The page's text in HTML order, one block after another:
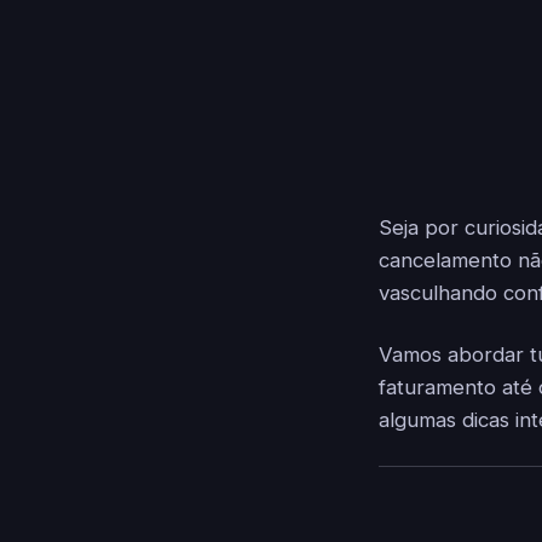
Seja por
cancelamento
vasculhando
Vamos abordar
faturamento até
algumas dicas